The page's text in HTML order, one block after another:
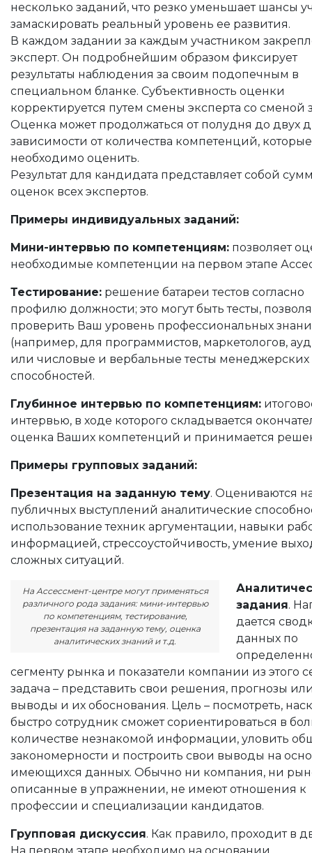
несколько заданий, что резко уменьшает шансы
замаскировать реальный уровень ее развития.
В каждом задании за каждым участником
эксперт. Он подробнейшим образом фиксирует
результаты наблюдения за своим подопечным в
специальном бланке. Субъективность оценки
корректируется путем смены эксперта со сменой
Оценка может продолжаться от полудня до двух
зависимости от количества компетенций, которые
необходимо оценить.
Результат для кандидата представляет собой
оценок всех экспертов.
Примеры индивидуальных заданий:
Мини-интервью по компетенциям: позволяет
необходимые компетенции на первом этапе
Тестирование: решение батареи тестов согласно
профилю должности; это могут быть тесты,
проверить Ваш уровень профессиональных
(например, для программистов, маркетологов,
или числовые и вербальные тесты менеджерских
способностей.
Глубинное интервью по компетенциям:
интервью, в ходе которого складывается
оценка Ваших компетенций и принимается
Примеры групповых заданий:
Презентация на заданную тему. Оцениваются
публичных выступлений аналитические
использование техник аргументации, навыки
информацией, стрессоустойчивость, умение
сложных ситуаций.
На Ассессмент-центре могут применяться
различного рода задания: мини-интервью
по компетенциям, тестирование,
презентация на заданную тему, оценка
аналитических знаний и т.д.
задания.
дается
данных по
сегменту рынка и показатели компании из этого
задача – представить свои решения, прогнозы
выводы и их обоснования. Цель – посмотреть,
быстро сотрудник сможет сориентироваться в
количестве незнакомой информации, уловить
закономерности и построить свои выводы на
имеющихся данных. Обычно ни компания, ни
описанные в упражнении, не имеют отношения к
профессии и специализации кандидатов.
Групповая дискуссия. Как правило, проходит в